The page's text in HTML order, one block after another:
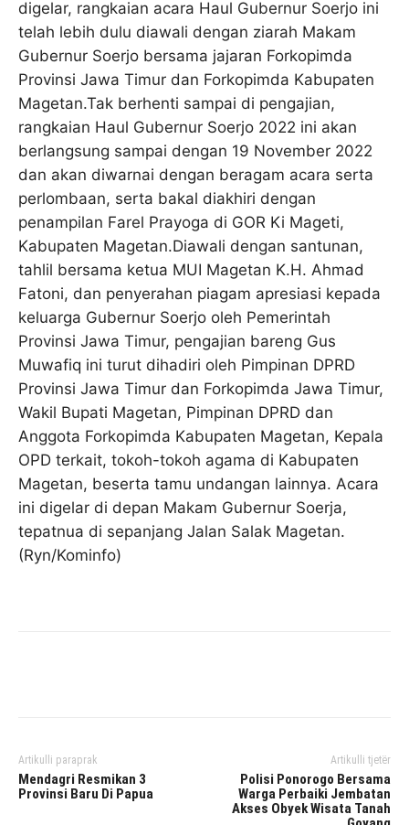
digelar, rangkaian acara Haul Gubernur Soerjo ini
telah lebih dulu diawali dengan ziarah Makam
Gubernur Soerjo bersama jajaran Forkopimda
Provinsi Jawa Timur dan Forkopimda Kabupaten
Magetan.Tak berhenti sampai di pengajian,
rangkaian Haul Gubernur Soerjo 2022 ini akan
berlangsung sampai dengan 19 November 2022
dan akan diwarnai dengan beragam acara serta
perlombaan, serta bakal diakhiri dengan
penampilan Farel Prayoga di GOR Ki Mageti,
Kabupaten Magetan.Diawali dengan santunan,
tahlil bersama ketua MUI Magetan K.H. Ahmad
Fatoni, dan penyerahan piagam apresiasi kepada
keluarga Gubernur Soerjo oleh Pemerintah
Provinsi Jawa Timur, pengajian bareng Gus
Muwafiq ini turut dihadiri oleh Pimpinan DPRD
Provinsi Jawa Timur dan Forkopimda Jawa Timur,
Wakil Bupati Magetan, Pimpinan DPRD dan
Anggota Forkopimda Kabupaten Magetan, Kepala
OPD terkait, tokoh-tokoh agama di Kabupaten
Magetan, beserta tamu undangan lainnya. Acara
ini digelar di depan Makam Gubernur Soerja,
tepatnua di sepanjang Jalan Salak Magetan.
(Ryn/Kominfo)
Artikulli paraprak
Mendagri Resmikan 3
Provinsi Baru Di Papua
Artikulli tjetër
Polisi Ponorogo Bersama
Warga Perbaiki Jembatan
Akses Obyek Wisata Tanah